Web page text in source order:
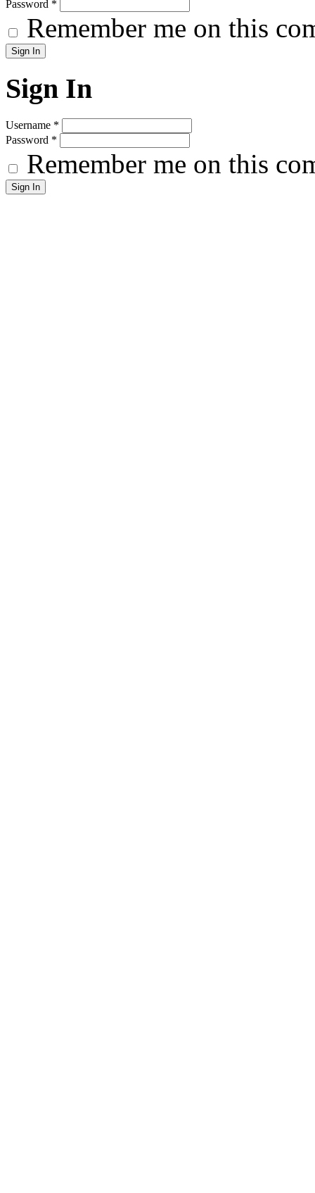
Password *
Remember me on this
Sign In
Username *
Password *
Remember me on this